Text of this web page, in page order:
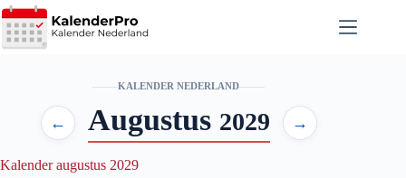
Ga
naar
de
KALENDER NEDERLAND
← Augustus 2029 →
Kalender augustus 2029